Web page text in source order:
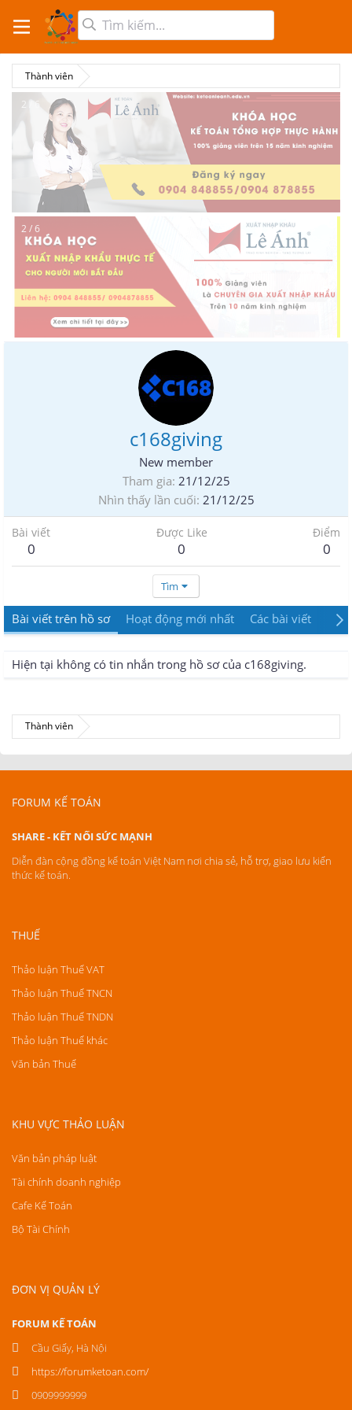
Thành viên
2 / 6
2 / 6
c168giving
New member
Tham gia 21/12/25
Nhìn thấy lần cuối 21/12/25
Bài viết
0
Được Like
0
Điểm
0
Tìm
Bài viết trên hồ sơ Hoạt động mới nhất Các bài viết
Hiện tại không có tin nhắn trong hồ sơ của c168giving.
Thành viên
FORUM KẾ TOÁN
SHARE - KẾT NỐI SỨC MẠNH
Diễn đàn cộng đồng kế toán Việt Nam nơi chia sẻ, hỗ trợ, giao lưu kiến
thức kế toán.
THUẾ
Thảo luận Thuế VAT
Thảo luận Thuế TNCN
Thảo luận Thuế TNDN
Thảo luận Thuế khác
Văn bản Thuế
KHU VỰC THẢO LUẬN
Văn bản pháp luật
Tài chính doanh nghiệp
Cafe Kế Toán
Bộ Tài Chính
ĐƠN VỊ QUẢN LÝ
FORUM KẾ TOÁN
Cầu Giấy, Hà Nội
https://forumketoan.com/
0909999999